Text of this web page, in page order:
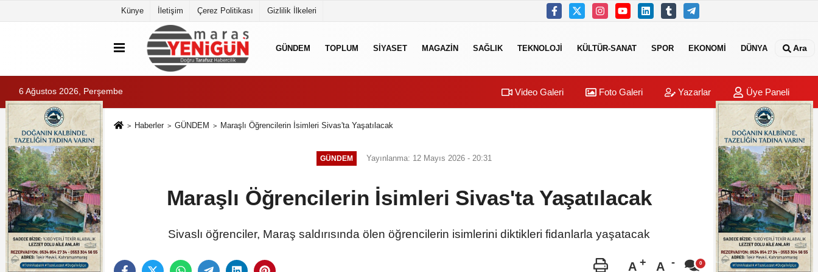
Künye İletişim Çerez Politikası Gizlilik İlkeleri
GÜNDEM TOPLUM SİYASET MAGAZİN SAĞLIK TEKNOLOJİ KÜLTÜR-SANAT SPOR EKONOMİ DÜNYA Ara
6 Ağustos 2026, Perşembe Video Galeri Foto Galeri Yazarlar Üye Paneli
Haberler GÜNDEM Maraşlı Öğrencilerin İsimleri Sivas'ta Yaşatılacak
GÜNDEM Yayınlanma: 12 Mayıs 2026 - 20:31
Maraşlı Öğrencilerin İsimleri Sivas'ta Yaşatılacak
Sivaslı öğrenciler, Maraş saldırısında ölen öğrencilerin isimlerini diktikleri fidanlarla yaşatacak
A A